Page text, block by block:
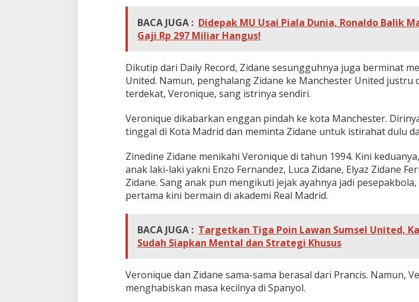
BACA JUGA : Didepak MU Usai Piala Dunia, Ronaldo Balik
Gaji Rp 297 Miliar Hangus!
Dikutip dari Daily Record, Zidane sesungguhnya juga berminat
United. Namun, penghalang Zidane ke Manchester United justru
terdekat, Veronique, sang istrinya sendiri.
Veronique dikabarkan enggan pindah ke kota Manchester.
tinggal di Kota Madrid dan meminta Zidane untuk istirahat dulu
Zinedine Zidane menikahi Veronique di tahun 1994. Kini
anak laki-laki yakni Enzo Fernandez, Luca Zidane, Elyaz Zidane
Zidane. Sang anak pun mengikuti jejak ayahnya jadi
pertama kini bermain di akademi Real Madrid.
BACA JUGA : Targetkan Tiga Poin Lawan Sumsel United,
Sudah Siapkan Mental dan Strategi Khusus
Veronique dan Zidane sama-sama berasal dari Prancis. Namun,
menghabiskan masa kecilnya di Spanyol.